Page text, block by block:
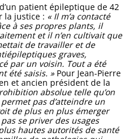
patient épileptique de 42
la justice : « Il m’a contacté
à ses propres plants, il
et il n’en cultivait que
de travailler et de
graves,
par un voisin. Tout a été
été saisis. »Pour Jean-Pierre
et ancien président de la
absolue telle qu’on
pas d’atteindre un
de plus en plus émerger
se priver des usages
hautes autorités de santé